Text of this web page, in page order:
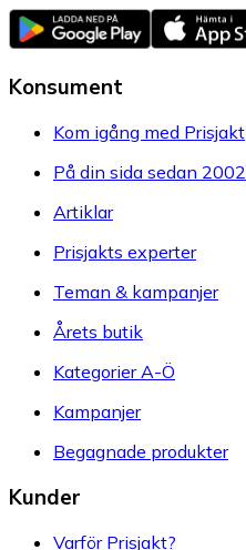
Konsument
Kom igång med Prisjakt
På din sida sedan 2002
Artiklar
Prisjakts experter
Teman & kampanjer
Årets butik
Kategorier A-Ö
Kampanjer
Begagnade produkter
Kunder
Varför Prisjakt?